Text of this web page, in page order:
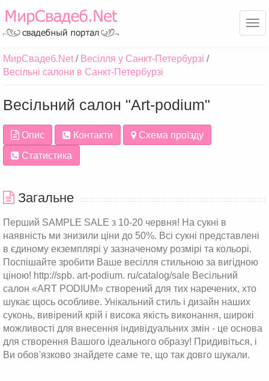
МирСвадеб.Net
Весілля у Санкт-Петербурзі
Весільні салони в Санкт-Петербурзі
Весільний салон "Art-podium"
Опис Контакти
Схема проїзду
Статистика
Загальне
Перший SAMPLE SALE з 10-20 червня! На сукні в
наявність ми знизили ціни до 50%. Всі сукні представлені
в єдиному екземплярі у зазначеному розмірі та кольорі.
Поспішайте зробити Ваше весілля стильною за вигідною
ціною! http://spb. art-podium. ru/catalog/sale Весільний
салон «ART PODIUM» створений для тих наречених, хто
шукає щось особливе. Унікальний стиль і дизайн наших
суконь, вивірений крій і висока якість виконання, широкі
можливості для внесення індивідуальних змін - це основа
для створення Вашого ідеального образу! Придивіться, і
Ви обов'язково знайдете саме те, що так довго шукали.